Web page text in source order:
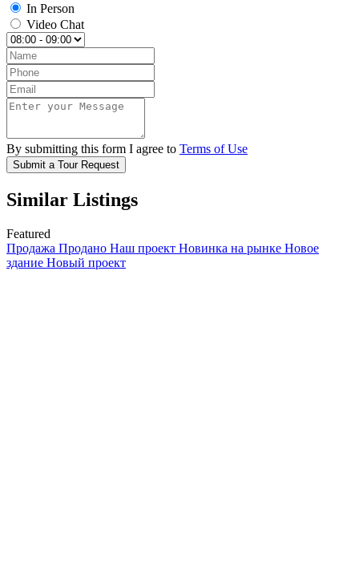
In Person
Video Chat
By submitting this form I agree to Terms of Use
Submit a Tour Request
Similar Listings
Featured
Продажа Продано Наш проект Новинка на рынке Новое
здание Новый проект